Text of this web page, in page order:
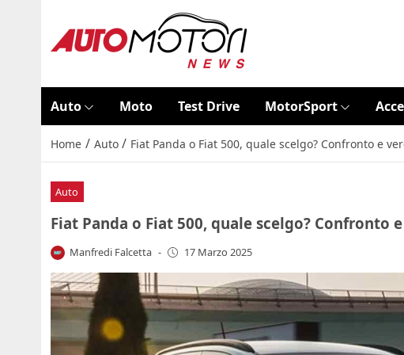
Auto Moto Test Drive MotorSport
Home / Auto / Fiat Panda o Fiat 500, quale scelgo? Confronto e
Auto
Fiat Panda o Fiat 500, quale scelgo? Confronto
Manfredi Falcetta - 17 Marzo 2025